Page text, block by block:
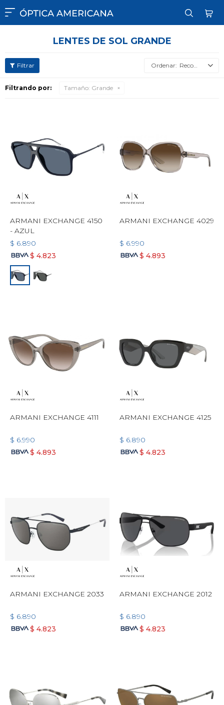

LENTES DE SOL GRANDE
Recomendados
Filtrando por: Tamaño: Grande
ARMANI EXCHANGE 4150
- AZUL
$ 6.890
$ 4.823
ARMANI EXCHANGE 4029
$ 6.990
$ 4.893
ARMANI EXCHANGE 4111
$ 6.990
$ 4.893
ARMANI EXCHANGE 4125
$ 6.890
$ 4.823
ARMANI EXCHANGE 2033
$ 6.890
$ 4.823
ARMANI EXCHANGE 2012
$ 6.890
$ 4.823